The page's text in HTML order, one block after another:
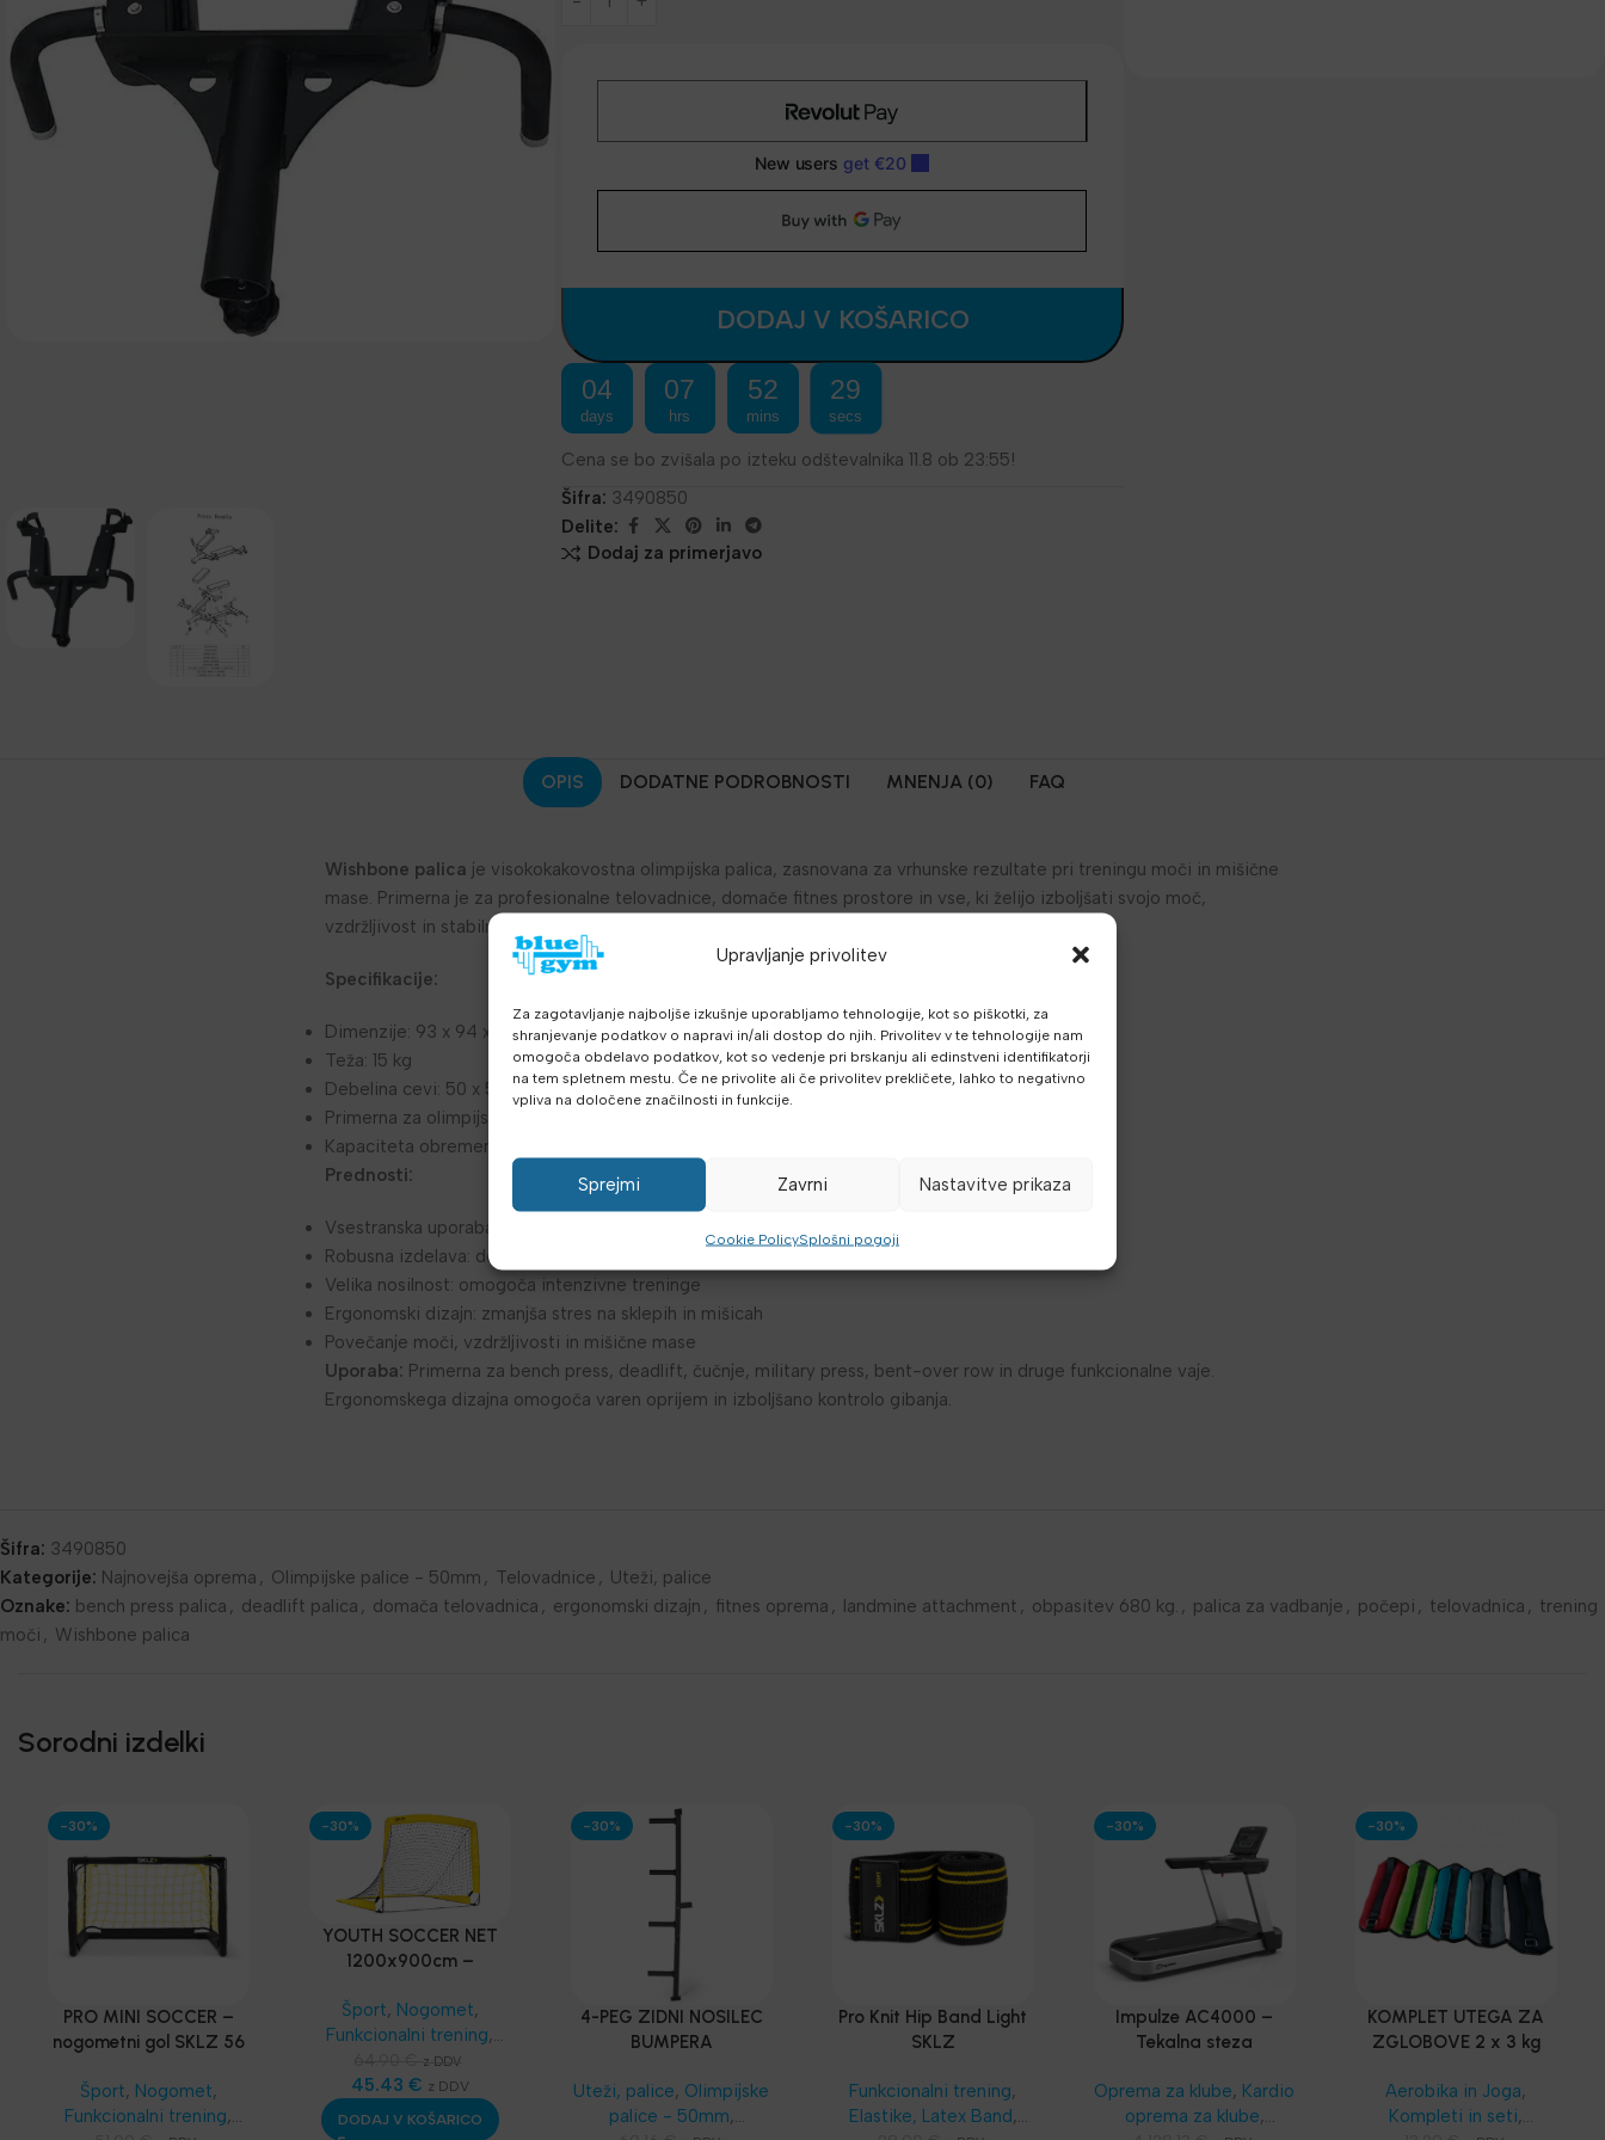
Upravljanje privolitev
Za zagotavljanje najboljše izkušnje uporabljamo tehnologije, kot so piškotki, za
shranjevanje podatkov o napravi in/ali dostop do njih. Privolitev v te tehnologije nam
omogoča obdelavo podatkov, kot so vedenje pri brskanju ali edinstveni identifikatorji
na tem spletnem mestu. Če ne privolite ali če privolitev prekličete, lahko to negativno
vpliva na določene značilnosti in funkcije.
Sprejmi Zavrni Nastavitve prikaza
Cookie PolicySplošni pogoji
DODAJ V KOŠARICO
04
days
07
hrs
52
mins
29
secs
Cena se bo zvišala po izteku odštevalnika 11.8 ob 23:55!
Šifra: 3490850
Delite:
Dodaj za primerjavo
OPIS DODATNE PODROBNOSTI MNENJA (0) FAQ
Wishbone palica je visokokakovostna olimpijska palica, zasnovana za vrhunske rezultate pri treningu moči in mišične
mase. Primerna je za profesionalne telovadnice, domače fitnes prostore in vse, ki želijo izboljšati svojo moč,
vzdržljivost in stabilnost pri vajah.
Specifikacije:
Dimenzije: 93 x 94 x 16 cm
Teža: 15 kg
Debelina cevi: 50 x 50 x 3 mm
Primerna za olimpijske palice 50 mm
Kapaciteta obremenitve: 680 kg
Prednosti:
Vsestranska uporaba: za vse glavne mišične skupine
Robusna izdelava: dolgotrajnost in odpornost na obrabo
Velika nosilnost: omogoča intenzivne treninge
Ergonomski dizajn: zmanjša stres na sklepih in mišicah
Povečanje moči, vzdržljivosti in mišične mase
Uporaba: Primerna za bench press, deadlift, čučnje, military press, bent-over row in druge funkcionalne vaje.
Ergonomskega dizajna omogoča varen oprijem in izboljšano kontrolo gibanja.
Šifra: 3490850
Kategorije: Najnovejša oprema , Olimpijske palice - 50mm , Telovadnice , Uteži, palice
Oznake: bench press palica , deadlift palica , domača telovadnica , ergonomski dizajn , fitnes oprema , landmine attachment , obpasitev 680 kg. , palica za vadbanje , počepi , telovadnica , trening
moči , Wishbone palica
Sorodni izdelki
-30%
PRO MINI SOCCER –
nogometni gol SKLZ 56
Šport, Nogomet,
Funkcionalni trening,
-30%
YOUTH SOCCER NET
1200x900cm –
Šport, Nogomet,
Funkcionalni trening,
SKLZ Funkcionalni
trening,Najnovejša
oprema
z DDV
45.43 € z DDV
DODAJ V KOŠARICO
-30%
4-PEG ZIDNI NOSILEC
BUMPERA
Uteži, palice, Olimpijske
palice - 50mm,
-30%
Pro Knit Hip Band Light
SKLZ
Funkcionalni trening,
Elastike, Latex Band,
-30%
Impulze AC4000 –
Tekalna steza
Oprema za klube, Kardio
oprema za klube,
-30%
KOMPLET UTEGA ZA
ZGLOBOVE 2 x 3 kg
Aerobika in Joga,
Kompleti in seti,